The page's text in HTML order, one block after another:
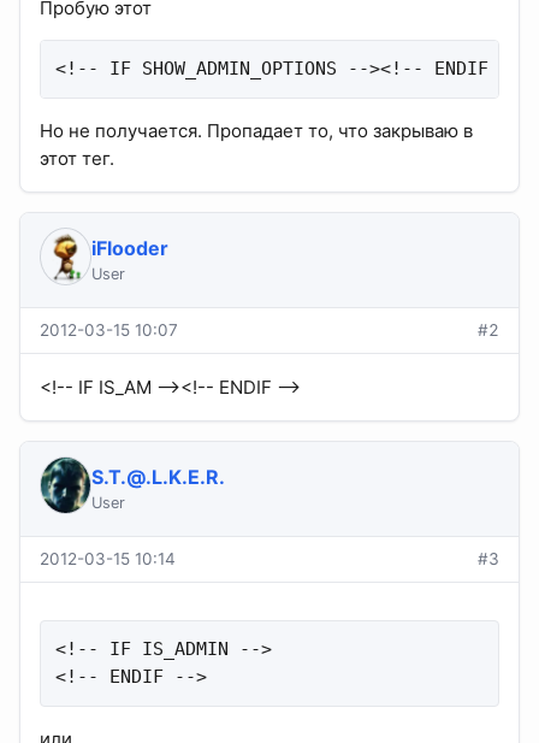
Пробую этот
<!-- IF SHOW_ADMIN_OPTIONS --><!-- ENDIF -->
Но не получается. Пропадает то, что закрываю в
этот тег.
iFlooder
User
2012-03-15 10:07 #2
<!-- IF IS_AM --><!-- ENDIF -->
S.T.@.L.K.E.R.
User
2012-03-15 10:14 #3
<!-- IF IS_ADMIN -->
<!-- ENDIF -->